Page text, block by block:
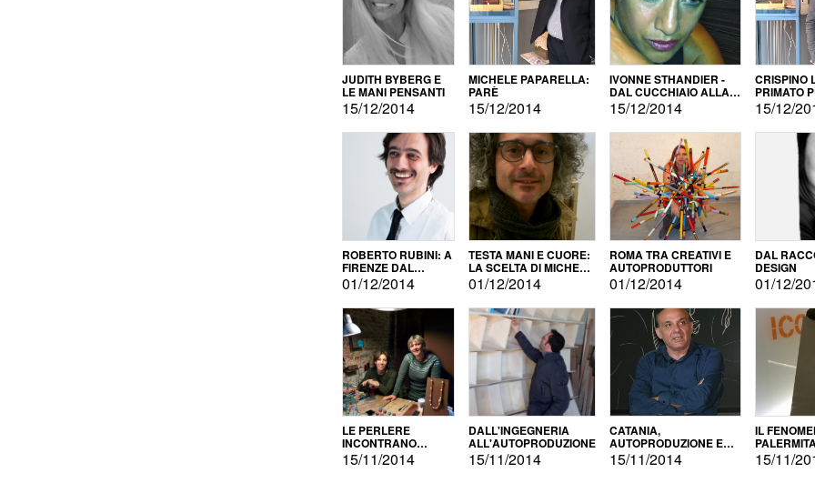
JUDITH BYBERG E
LE MANI PENSANTI
15/12/2014
MICHELE PAPARELLA:
PARÈ
15/12/2014
IVONNE STHANDIER -
DAL CUCCHIAIO ALLA
CITTÀ
15/12/2014
CRISPINO
PRIMATO
15/12/
ROBERTO RUBINI: A
FIRENZE DAL
PRODOTTO ALLA
PROMOZIONE
01/12/2014
TESTA MANI E CUORE:
LA SCELTA DI MICHELE
BARBERIO
01/12/2014
ROMA TRA CREATIVI E
AUTOPRODUTTORI
01/12/2014
DAL
DESIGN
01/12/
LE PERLERE
INCONTRANO
L'AUTOPRODUZIONE
15/11/2014
DALL'INGEGNERIA
ALL'AUTOPRODUZIONE
15/11/2014
CATANIA,
AUTOPRODUZIONE E
COMMERCIALIZZAZIONE
15/11/2014
IL
15/11/